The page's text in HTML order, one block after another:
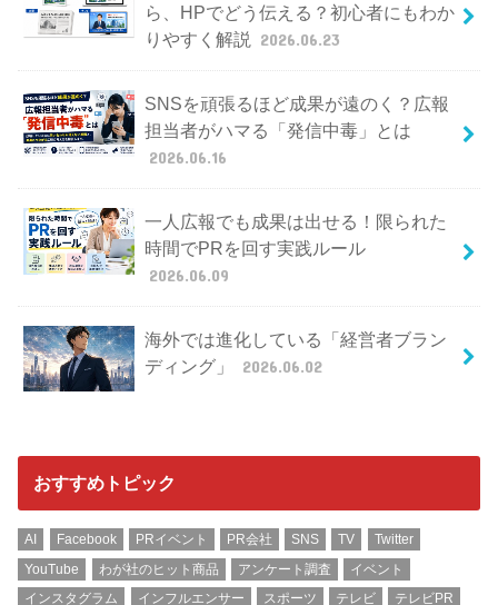
ら、HPでどう伝える？初心者にもわか
りやすく解説
2026.06.23
SNSを頑張るほど成果が遠のく？広報
担当者がハマる「発信中毒」とは
2026.06.16
一人広報でも成果は出せる！限られた
時間でPRを回す実践ルール
2026.06.09
海外では進化している「経営者ブラン
ディング」
2026.06.02
おすすめトピック
AI Facebook PRイベント PR会社 SNS TV
Twitter
YouTube
わが社のヒット商品 アンケート調査
イベント
インスタグラム
インフルエンサー スポーツ テレビ
テレビPR